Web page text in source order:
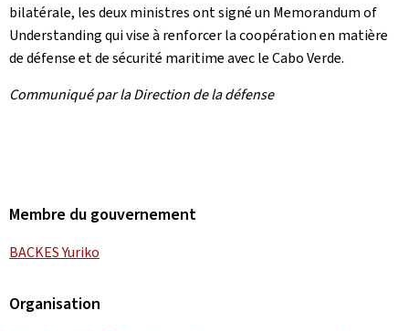
bilatérale, les deux ministres ont signé un Memorandum of
Understandingqui vise à renforcer la coopération en matière
de défense et de sécurité maritime avec le Cabo Verde.
Communiqué par la Direction de la défense
Membre du gouvernement
BACKES Yuriko
Organisation